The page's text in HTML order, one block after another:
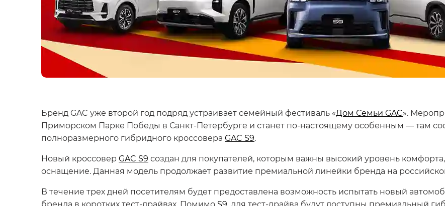
Бренд GAC уже второй год подряд устраивает семейный фестиваль «Дом Семьи GAC».
Приморском Парке Победы в Санкт-Петербурге и станет по-настоящему особенным — там
полноразмерного гибридного кроссовера GAC S9.
Новый кроссовер GAC S9 создан для покупателей, которым важны высокий уровень
оснащение. Данная модель продолжает развитие премиальной линейки бренда на
В течение трех дней посетителям будет предоставлена возможность испытать новый
бренда в коротких тест-драйвах. Помимо S9, для тест-драйва будут доступны премиальный